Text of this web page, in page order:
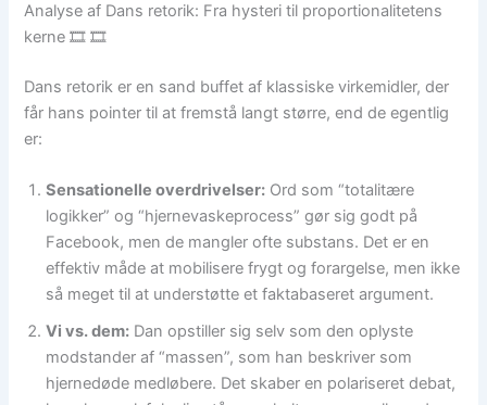
Analyse af Dans retorik: Fra hysteri til proportionalitetens
kerne 🎞️ 🎞️
Dans retorik er en sand buffet af klassiske virkemidler, der
får hans pointer til at fremstå langt større, end de egentlig
er:
Sensationelle overdrivelser: Ord som “totalitære
logikker” og “hjernevaskeprocess” gør sig godt på
Facebook, men de mangler ofte substans. Det er en
effektiv måde at mobilisere frygt og forargelse, men ikke
så meget til at understøtte et faktabaseret argument.
Vi vs. dem: Dan opstiller sig selv som den oplyste
modstander af “massen”, som han beskriver som
hjernedøde medløbere. Det skaber en polariseret debat,